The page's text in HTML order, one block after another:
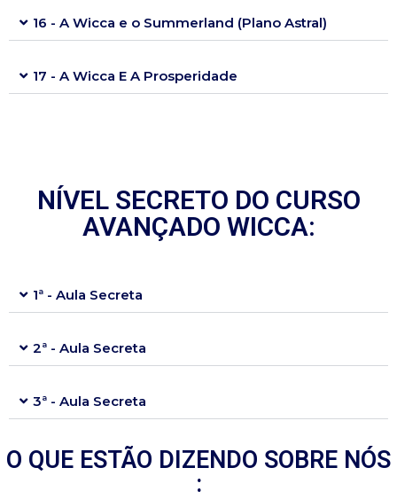
16 - A Wicca e o Summerland (Plano Astral)
17 - A Wicca E A Prosperidade
NÍVEL SECRETO DO CURSO
AVANÇADO WICCA:
1ª - Aula Secreta
2ª - Aula Secreta
3ª - Aula Secreta
O QUE ESTÃO DIZENDO SOBRE NÓS
: